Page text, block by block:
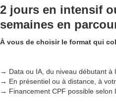
2 jours en intensif
semaines en
À vous de choisir le format qui
→ Data ou IA, du niveau débutant à
→ En présentiel ou à distance, à
→ Financement CPF possible selon